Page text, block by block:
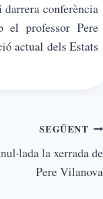
conferència
professor Pere
actual dels Estats
SEGÜENT
la xerrada de
Pere Vilanova